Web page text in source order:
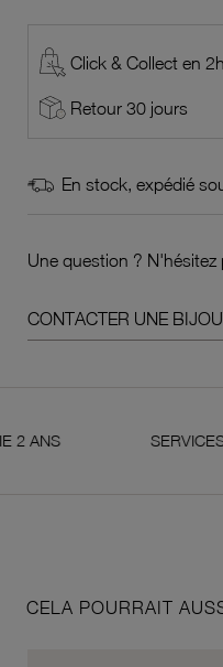
Click & Collect en 2h
Retour 30 jours
En stock, expédié
Une question ? N'hésitez
CONTACTER UNE
SERVICES
CELA POURRAIT